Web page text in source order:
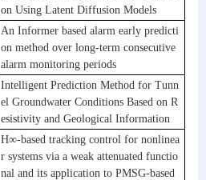
on Using Latent Diffusion Models
An Informer based alarm early predicti
on method over long-term consecutive
alarm monitoring periods
Intelligent Prediction Method for Tunn
el Groundwater Conditions Based on R
esistivity and Geological Information
H∞-based tracking control for nonlinea
r systems via a weak attenuated functio
nal and its application to PMSG-based